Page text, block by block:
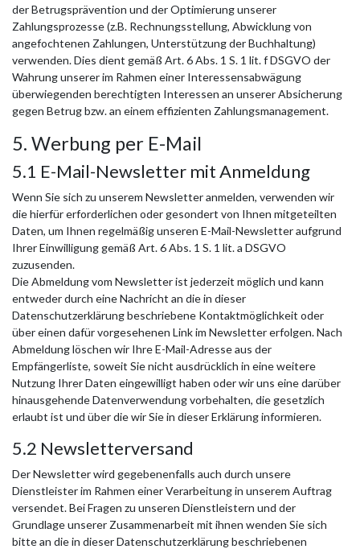
der Betrugsprävention und der Optimierung unserer
Zahlungsprozesse (z.B. Rechnungsstellung, Abwicklung von
angefochtenen Zahlungen, Unterstützung der Buchhaltung)
verwenden. Dies dient gemäß Art. 6 Abs. 1 S. 1 lit. f DSGVO der
Wahrung unserer im Rahmen einer Interessensabwägung
überwiegenden berechtigten Interessen an unserer Absicherung
gegen Betrug bzw. an einem effizienten Zahlungsmanagement.
5. Werbung per E-Mail
5.1 E-Mail-Newsletter mit Anmeldung
Wenn Sie sich zu unserem Newsletter anmelden, verwenden wir
die hierfür erforderlichen oder gesondert von Ihnen mitgeteilten
Daten, um Ihnen regelmäßig unseren E-Mail-Newsletter aufgrund
Ihrer Einwilligung gemäß Art. 6 Abs. 1 S. 1 lit. a DSGVO
zuzusenden.
Die Abmeldung vom Newsletter ist jederzeit möglich und kann
entweder durch eine Nachricht an die in dieser
Datenschutzerklärung beschriebene Kontaktmöglichkeit oder
über einen dafür vorgesehenen Link im Newsletter erfolgen. Nach
Abmeldung löschen wir Ihre E-Mail-Adresse aus der
Empfängerliste, soweit Sie nicht ausdrücklich in eine weitere
Nutzung Ihrer Daten eingewilligt haben oder wir uns eine darüber
hinausgehende Datenverwendung vorbehalten, die gesetzlich
erlaubt ist und über die wir Sie in dieser Erklärung informieren.
5.2 Newsletterversand
Der Newsletter wird gegebenenfalls auch durch unsere
Dienstleister im Rahmen einer Verarbeitung in unserem Auftrag
versendet. Bei Fragen zu unseren Dienstleistern und der
Grundlage unserer Zusammenarbeit mit ihnen wenden Sie sich
bitte an die in dieser Datenschutzerklärung beschriebenen